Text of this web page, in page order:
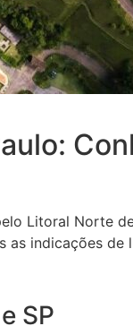
Litoral Norte
indicações de
SP